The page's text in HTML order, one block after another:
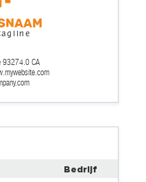
93274.0 CA
Bedrijf